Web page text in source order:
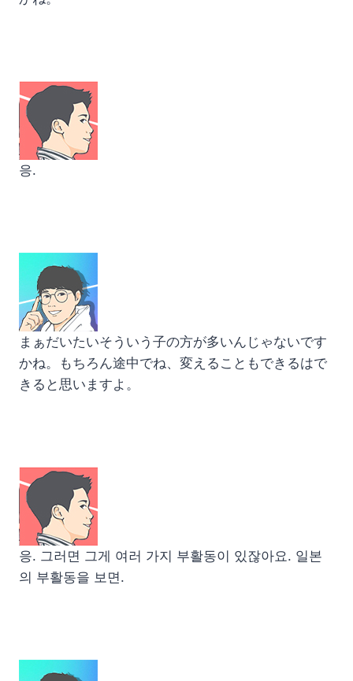
응.
まぁだいたいそういう子の方が多いんじゃないです
かね。もちろん途中でね、変えることもできるはで
きると思いますよ。
응. 그러면 그게 여러 가지 부활동이 있잖아요. 일본
의 부활동을 보면.